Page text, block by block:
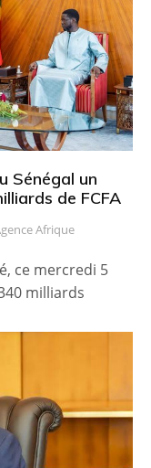
Sénégal un
de FCFA
Afrique
ce mercredi 5
milliards